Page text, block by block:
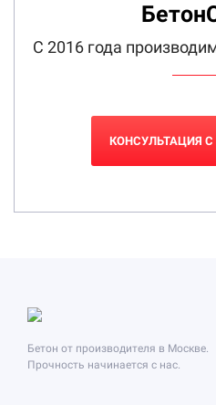
С 2016 года
КОНСУЛЬТАЦИЯ
Бетон от производителя в Москве.
Прочность начинается с нас.